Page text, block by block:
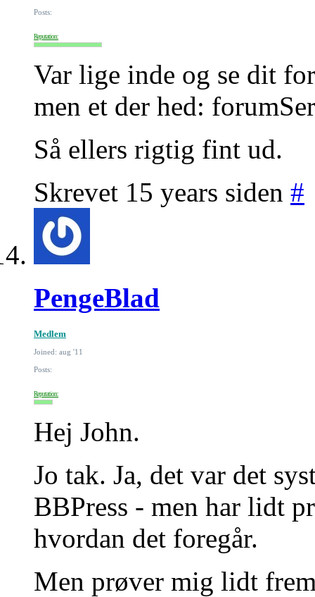
Posts:
Reputation:
Var lige inde og se dit
men et der hed:
Så ellers rigtig fint ud.
Skrevet 15 years siden #
PengeBlad
Medlem
Joined: aug '11
Posts:
Reputation:
Hej John.
Jo tak. Ja, det var det
BBPress - men har lidt
hvordan det foregår.
Men prøver mig lidt